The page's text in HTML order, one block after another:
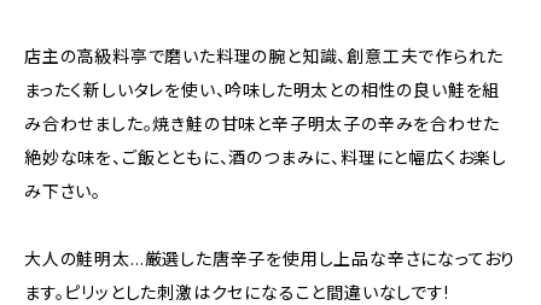
店主の高級料亭で磨いた料理の腕と知識、創意工夫で作られた
まったく新しいタレを使い、吟味した明太との相性の良い鮭を組
み合わせました。焼き鮭の甘味と辛子明太子の辛みを合わせた
絶妙な味を、ご飯とともに、酒のつまみに、料理にと幅広くお楽し
み下さい。
大人の鮭明太…厳選した唐辛子を使用し上品な辛さになっており
ます。ピリッとした刺激はクセになること間違いなしです!